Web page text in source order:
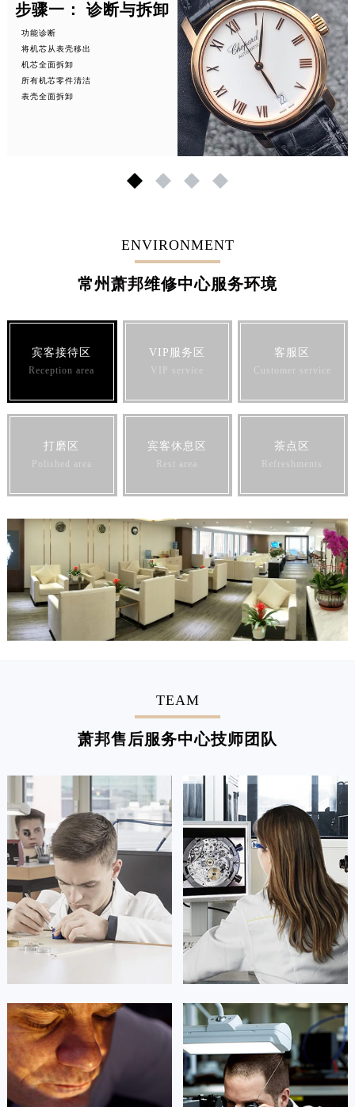
步骤一： 诊断与拆卸
功能诊断
将机芯从表壳移出
机芯全面拆卸
所有机芯零件清洁
表壳全面拆卸
1 2 3 4
ENVIRONMENT
常州萧邦维修中心服务环境
宾客接待区
Reception area
VIP服务区
VIP service
客服区
Customer service
打磨区
Polished area
宾客休息区
Rest area
茶点区
Refreshments
TEAM
萧邦售后服务中心技师团队
凯罗尔·切尔西
资深萧邦技师
是萧邦售后服务中心
(萧邦保养中心)
的高级技师之一
Beijing Chopard Maintain center
达芙妮·克劳迪娅
资深萧邦技师
是萧邦售后服务中心
(萧邦保养中心)
的高级技师之一
Shanghai Chopard Maintain center